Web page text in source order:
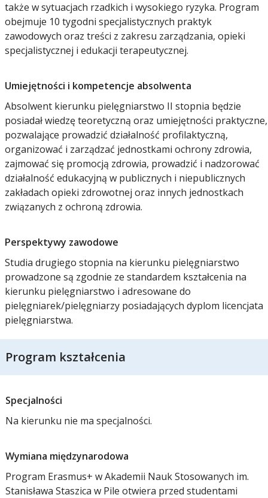
także w sytuacjach rzadkich i wysokiego ryzyka. Program
obejmuje 10 tygodni specjalistycznych praktyk
zawodowych oraz treści z zakresu zarządzania, opieki
specjalistycznej i edukacji terapeutycznej.
Umiejętności i kompetencje absolwenta
Absolwent kierunku pielęgniarstwo II stopnia będzie
posiadał wiedzę teoretyczną oraz umiejętności praktyczne,
pozwalające prowadzić działalność profilaktyczną,
organizować i zarządzać jednostkami ochrony zdrowia,
zajmować się promocją zdrowia, prowadzić i nadzorować
działalność edukacyjną w publicznych i niepublicznych
zakładach opieki zdrowotnej oraz innych jednostkach
związanych z ochroną zdrowia.
Perspektywy zawodowe
Studia drugiego stopnia na kierunku pielęgniarstwo
prowadzone są zgodnie ze standardem kształcenia na
kierunku pielęgniarstwo i adresowane do
pielęgniarek/pielęgniarzy posiadających dyplom licencjata
pielęgniarstwa.
Program kształcenia
Specjalności
Na kierunku nie ma specjalności.
Wymiana międzynarodowa
Program Erasmus+ w Akademii Nauk Stosowanych im.
Stanisława Staszica w Pile otwiera przed studentami